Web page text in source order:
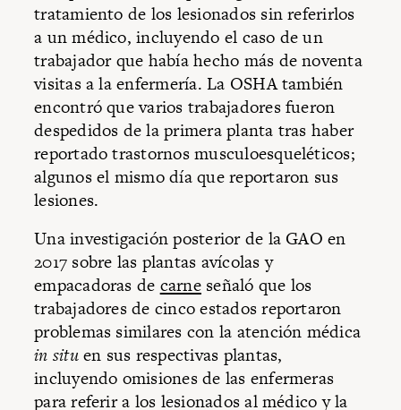
tratamiento de los lesionados sin referirlos
a un médico, incluyendo el caso de un
trabajador que había hecho más de noventa
visitas a la enfermería. La OSHA también
encontró que varios trabajadores fueron
despedidos de la primera planta tras haber
reportado trastornos musculoesqueléticos;
algunos el mismo día que reportaron sus
lesiones.
Una investigación posterior de la GAO en
2017 sobre las plantas avícolas y
empacadoras de carneseñaló que los
trabajadores de cinco estados reportaron
problemas similares con la atención médica
in situen sus respectivas plantas,
incluyendo omisiones de las enfermeras
para referir a los lesionados al médico y la